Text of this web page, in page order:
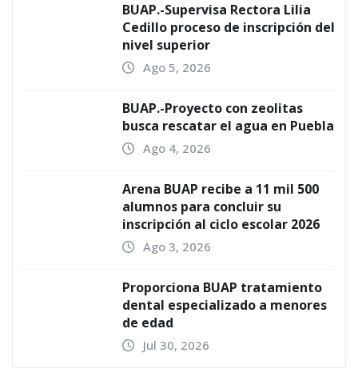
BUAP.-Supervisa Rectora Lilia
Cedillo proceso de inscripción del
nivel superior
Ago 5, 2026
BUAP.-Proyecto con zeolitas
busca rescatar el agua en Puebla
Ago 4, 2026
Arena BUAP recibe a 11 mil 500
alumnos para concluir su
inscripción al ciclo escolar 2026
Ago 3, 2026
Proporciona BUAP tratamiento
dental especializado a menores
de edad
Jul 30, 2026